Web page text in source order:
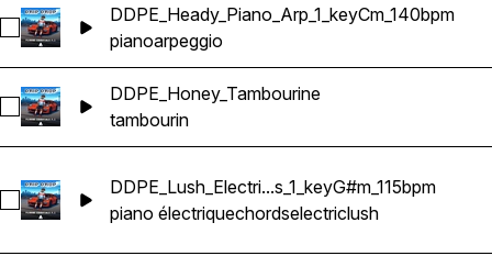
Sélectionnez DDPE_Heady_Piano_Arp_1_keyCm_140bpm
DDPE_Heady_Piano_Arp_1_keyCm_140bpm
pianoarpeggio
Sélectionnez DDPE_Honey_Tambourine
DDPE_Honey_Tambourine
tambourin
Sélectionnez
DDPE_Lush_Electri...s_1_keyG#m_115bpm
piano électriquechordselectriclush